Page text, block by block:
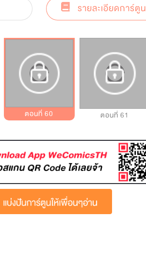
รายละเอียดการ์ตูน
ตอนที่ 60 ตอนที่ 61